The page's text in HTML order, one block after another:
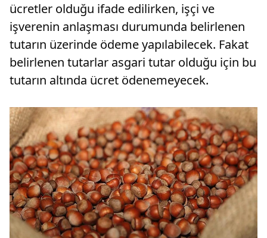
ücretler olduğu ifade edilirken, işçi ve
işverenin anlaşması durumunda belirlenen
tutarın üzerinde ödeme yapılabilecek. Fakat
belirlenen tutarlar asgari tutar olduğu için bu
tutarın altında ücret ödenemeyecek.